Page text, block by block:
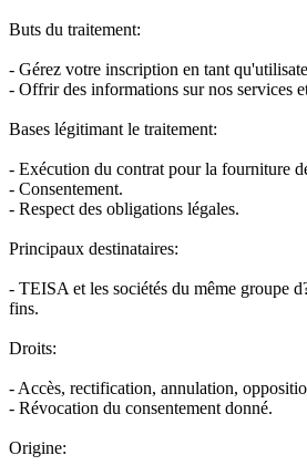
Buts du traitement:
- Gérez votre inscription en tant
- Offrir des informations sur nos services
Bases légitimant le traitement:
- Exécution du contrat pour la fourniture
- Consentement.
- Respect des obligations légales.
Principaux destinataires:
- TEISA et les sociétés du même groupe
fins.
Droits:
- Accès, rectification, annulation,
- Révocation du consentement donné.
Origine: